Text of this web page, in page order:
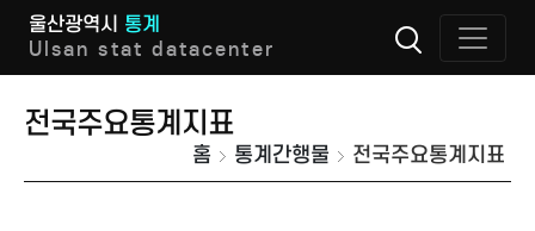
울산광역시 통계
Ulsan stat datacenter
전국주요통계지표
홈 통계간행물 전국주요통계지표